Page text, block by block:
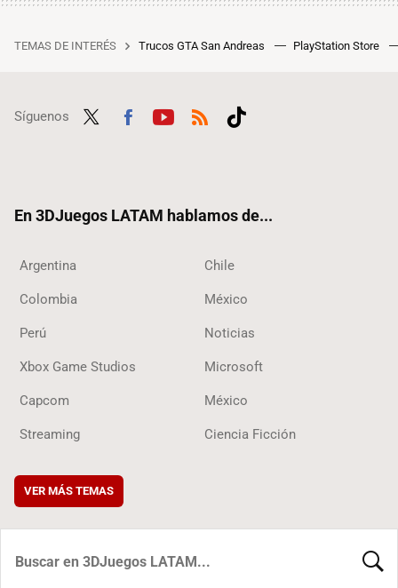
TEMAS DE INTERÉS Trucos GTA San Andreas PlayStation Store
Síguenos
En 3DJuegos LATAM hablamos de...
Argentina Chile
Colombia México
Perú Noticias
Xbox Game Studios Microsoft
Capcom México
Streaming Ciencia Ficción
VER MÁS TEMAS